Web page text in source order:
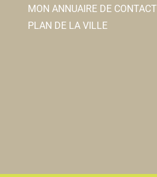
MON ANNUAIRE DE CONTACT
PLAN DE LA VILLE